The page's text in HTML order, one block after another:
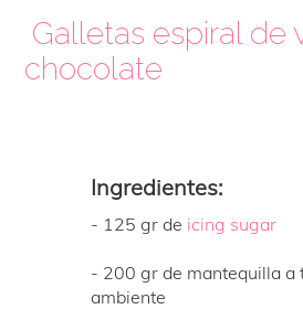
Galletas espiral de
chocolate
Ingredientes:
- 125 gr de icing sugar
- 200 gr de mantequilla a
ambiente